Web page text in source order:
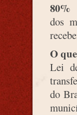
80%
dos
O
Lei
do